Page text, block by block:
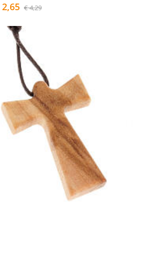
€ 4,29